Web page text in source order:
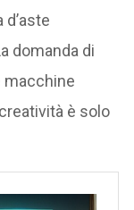
domanda di
macchine
è solo